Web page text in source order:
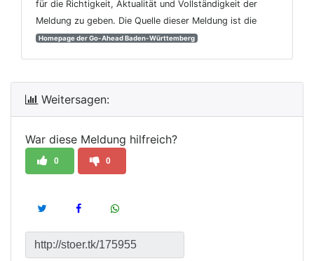
für die Richtigkeit, Aktualität und Vollständigkeit der
Meldung zu geben. Die Quelle dieser Meldung ist die
Homepage der Go-Ahead Baden-Württemberg
Weitersagen:
War diese Meldung hilfreich?
0 0